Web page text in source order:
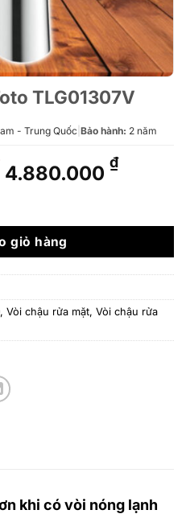
TLG01307V
- Trung Quốc Bảo hành: 2 năm
Giá
gốc
6.971.000 ₫.
4.880.000 ₫Giá
là:
số lượng
giỏ hàng
, Vòi chậu rửa mặt, Vòi chậu rửa
khi có vòi nóng lạnh